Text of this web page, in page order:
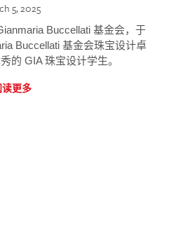
5, 2025
Buccellati 基金会，于
Buccellati 基金会珠宝设计卓
的 GIA 珠宝设计学生。
读更多